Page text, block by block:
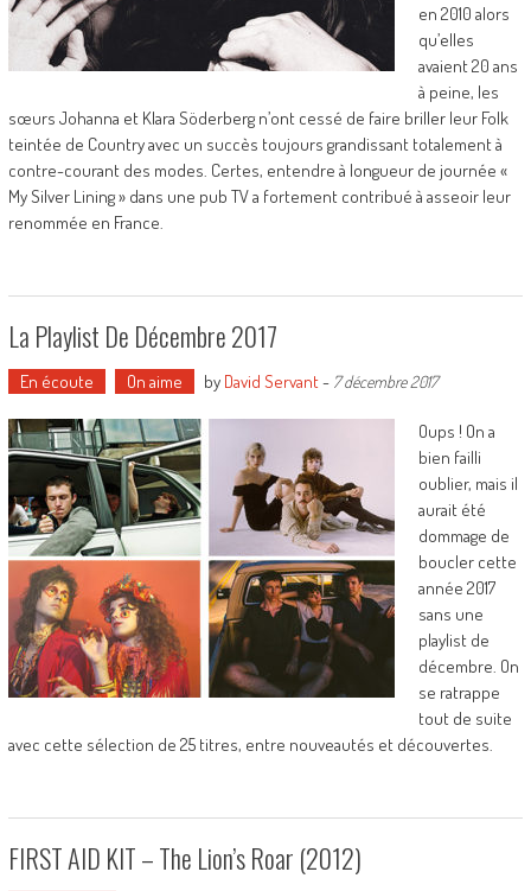
en 2010 alors
qu’elles
avaient 20 ans
à peine, les
sœurs Johanna et Klara Söderberg n’ont cessé de faire briller leur Folk
teintée de Country avec un succès toujours grandissant totalement à
contre-courant des modes. Certes, entendre à longueur de journée «
My Silver Lining » dans une pub TV a fortement contribué à asseoir leur
renommée en France.
La Playlist De Décembre 2017
En écoute On aime by David Servant- 7 décembre 2017
Oups ! On a
bien failli
oublier, mais il
aurait été
dommage de
boucler cette
année 2017
sans une
playlist de
décembre. On
se ratrappe
tout de suite
avec cette sélection de 25 titres, entre nouveautés et découvertes.
FIRST AID KIT – The Lion’s Roar (2012)